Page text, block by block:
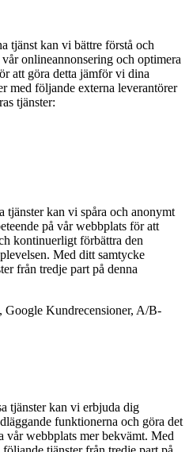
tjänst kan vi bättre förstå och
onlineannonsering och optimera
att göra detta jämför vi dina
med följande externa leverantörer
tjänster:
tjänster kan vi spåra och anonymt
på vår webbplats för att
kontinuerligt förbättra den
Med ditt samtycke
från tredje part på denna
Kundrecensioner, A/B-
tjänster kan vi erbjuda dig
funktionerna och göra det
vår webbplats mer bekvämt. Med